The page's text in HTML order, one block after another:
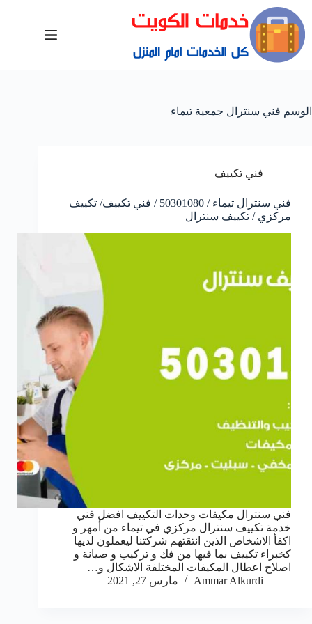
الوسم فني سنترال جمعية تيماء
فني تكييف
فني سنترال تيماء / 50301080 / فني تكييف/ تكييف
مركزي / تكييف سنترال
فني سنترال مكيفات وحدات التكييف افضل فني
خدمة تكييف سنترال مركزي في تيماء من أمهر و
اكفأ الاشخاص الذين انتقتهم شركتنا ليعملون لديها
كخبراء تكييف بما فيها من فك و تركيب و صيانة و
اصلاح اعطال المكيفات المختلفة الاشكال و…
Ammar Alkurdi
مارس 27, 2021